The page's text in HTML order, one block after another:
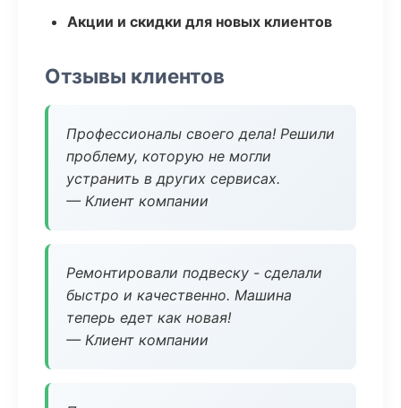
Акции и скидки для новых клиентов
Отзывы клиентов
Профессионалы своего дела! Решили
проблему, которую не могли
устранить в других сервисах.
— Клиент компании
Ремонтировали подвеску - сделали
быстро и качественно. Машина
теперь едет как новая!
— Клиент компании